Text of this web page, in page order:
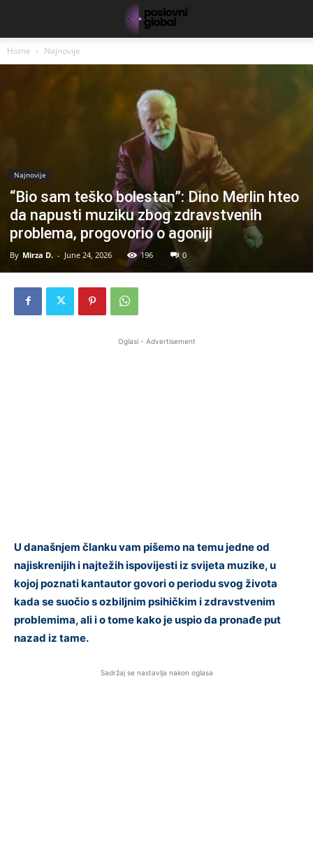
Home Najnovije
Najnovije
“Bio sam teško bolestan”: Dino Merlin hteo
da napusti muziku zbog zdravstvenih
problema, progovorio o agoniji
By Mirza D. - June 24, 2026 196 0
Oglasi - Advertisement
U današnjem članku vam pišemo na temu jedne od
najiskrenijih i najtežih ispovijesti iz svijeta muzike, u
kojoj poznati kantautor govori o periodu svog života
kada se suočio s ozbiljnim psihičkim i zdravstvenim
problemima, ali i o tome kako je uspio da pronađe put
nazad iz tame.
Sadržaj se nastavlja nakon oglasa